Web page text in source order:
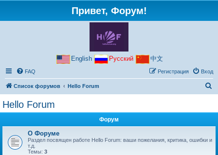
Привет, Форум!
English Русский 中文
FAQ Вход
Регистрация
Список форумов Hello Forum
Hello Forum
Форум
О Форуме
Раздел посвящен работе Hello Forum: ваши пожелания, критика, ошибки и
т.д.
Темы: 3